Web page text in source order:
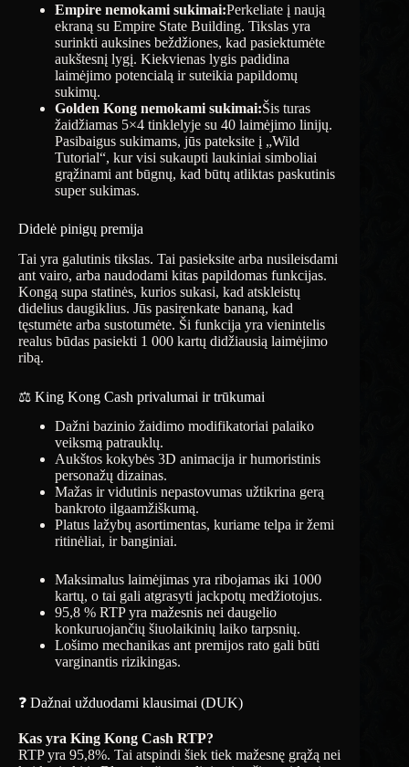
Empire nemokami sukimai:Perkeliate į naują
ekraną su Empire State Building. Tikslas yra
surinkti auksines beždžiones, kad pasiektumėte
aukštesnį lygį. Kiekvienas lygis padidina
laimėjimo potencialą ir suteikia papildomų
sukimų.
Golden Kong nemokami sukimai:Šis turas
žaidžiamas 5×4 tinklelyje su 40 laimėjimo linijų.
Pasibaigus sukimams, jūs pateksite į „Wild
Tutorial“, kur visi sukaupti laukiniai simboliai
grąžinami ant būgnų, kad būtų atliktas paskutinis
super sukimas.
Didelė pinigų premija
Tai yra galutinis tikslas. Tai pasieksite arba nusileisdami
ant vairo, arba naudodami kitas papildomas funkcijas.
Kongą supa statinės, kurios sukasi, kad atskleistų
didelius daugiklius. Jūs pasirenkate bananą, kad
tęstumėte arba sustotumėte. Ši funkcija yra vienintelis
realus būdas pasiekti 1 000 kartų didžiausią laimėjimo
ribą.
⚖️ King Kong Cash privalumai ir trūkumai
Dažni bazinio žaidimo modifikatoriai palaiko
veiksmą patrauklų.
Aukštos kokybės 3D animacija ir humoristinis
personažų dizainas.
Mažas ir vidutinis nepastovumas užtikrina gerą
bankroto ilgaamžiškumą.
Platus lažybų asortimentas, kuriame telpa ir žemi
ritinėliai, ir banginiai.
Maksimalus laimėjimas yra ribojamas iki 1000
kartų, o tai gali atgrasyti jackpotų medžiotojus.
95,8 % RTP yra mažesnis nei daugelio
konkuruojančių šiuolaikinių laiko tarpsnių.
Lošimo mechanikas ant premijos rato gali būti
varginantis rizikingas.
❓ Dažnai užduodami klausimai (DUK)
Kas yra King Kong Cash RTP?
RTP yra 95,8%. Tai atspindi šiek tiek mažesnę grąžą nei